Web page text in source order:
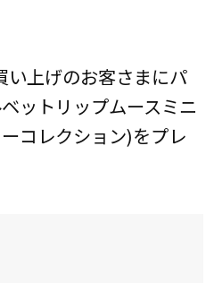
い上げのお客さまにパ
ットリップムースミニ
コレクション)をプレ